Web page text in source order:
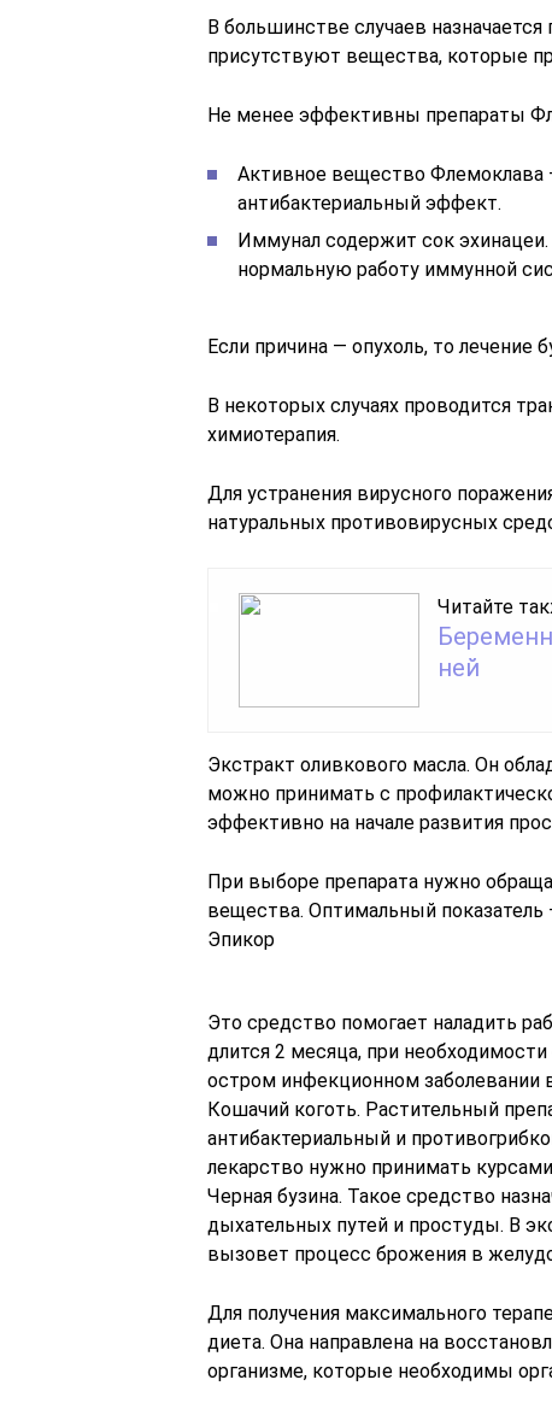
В большинстве случаев
присутствуют вещества, которые
Не менее эффективны препараты
Активное вещество Флемоклава
антибактериальный эффект.
Иммунал содержит сок
нормальную работу иммунной
Если причина — опухоль, то
В некоторых случаях проводится
химиотерапия.
Для устранения вирусного
натуральных противовирусных
Читайте
ней
Экстракт оливкового масла. Он
можно принимать с
эффективно на начале развития
При выборе препарата нужно
вещества. Оптимальный показатель
Эпикор
Это средство помогает наладить
длится 2 месяца, при
остром инфекционном заболевании
Кошачий коготь. Растительный
антибактериальный и
лекарство нужно принимать
Черная бузина. Такое средство
дыхательных путей и простуды. В
вызовет процесс брожения в
Для получения максимального
диета. Она направлена на
организме, которые необходимы